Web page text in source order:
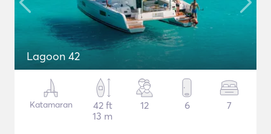
Lagoon 42
Katamaran
42 ft
13 m
12 6 7